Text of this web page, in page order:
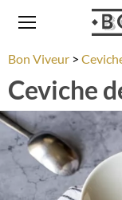
Bon Viveur
Ceviche